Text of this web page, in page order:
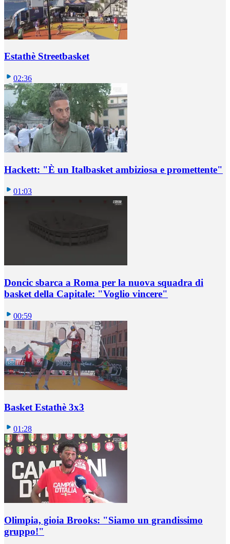
Estathè Streetbasket
02:36
Hackett: "È un Italbasket ambiziosa e promettente"
01:03
Doncic sbarca a Roma per la nuova squadra di
basket della Capitale: "Voglio vincere"
00:59
Basket Estathè 3x3
01:28
Olimpia, gioia Brooks: "Siamo un grandissimo
gruppo!"